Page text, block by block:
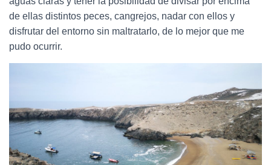
de ellas distintos peces, cangrejos, nadar con ellos y
disfrutar del entorno sin maltratarlo, de lo mejor que me
pudo ocurrir.